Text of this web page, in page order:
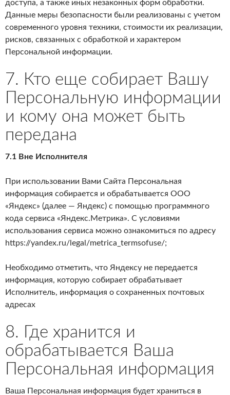
доступа, а также иных незаконных форм обработки.
Данные меры безопасности были реализованы с учетом
современного уровня техники, стоимости их реализации,
рисков, связанных с обработкой и характером
Персональной информации.
7. Кто еще собирает Вашу
Персональную информации
и кому она может быть
передана
7.1 Вне Исполнителя
При использовании Вами Сайта Персональная
информация собирается и обрабатывается ООО
«Яндекс» (далее — Яндекс) с помощью программного
кода сервиса «Яндекс.Метрика». С условиями
использования сервиса можно ознакомиться по адресу
https://yandex.ru/legal/metrica_termsofuse/;
Необходимо отметить, что Яндексу не передается
информация, которую собирает обрабатывает
Исполнитель, информация о сохраненных почтовых
адресах
8. Где хранится и
обрабатывается Ваша
Персональная информация
Ваша Персональная информация будет храниться в